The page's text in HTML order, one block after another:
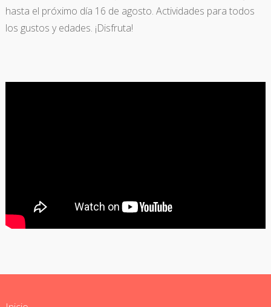
hasta el próximo día 16 de agosto. Actividades para todos
los gustos y edades. ¡Disfruta!